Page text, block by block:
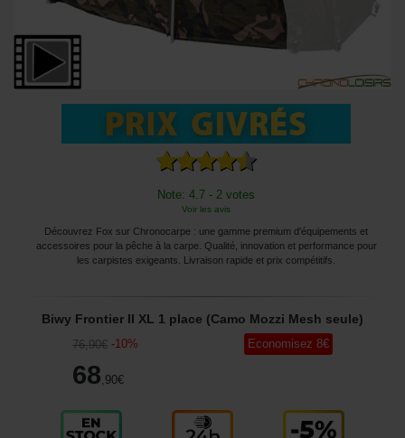
Note: 4.7 - 2 votes
Voir les avis
Découvrez Fox sur Chronocarpe : une gamme premium d'équipements et
accessoires pour la pêche à la carpe. Qualité, innovation et performance pour
les carpistes exigeants. Livraison rapide et prix compétitifs.
Biwy Frontier II XL 1 place (Camo Mozzi Mesh seule)
76,90€ -10%
68 ,90€
Economisez 8€